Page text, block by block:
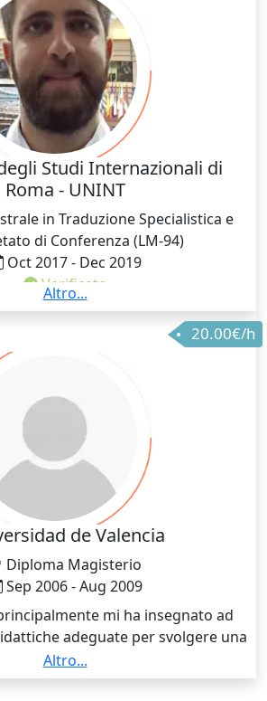
Studi Internazionali di
Roma - UNINT
in Traduzione Specialistica e
di Conferenza (LM-94)
Oct 2017 - Dec 2019
Verificato
che mi ha portato al
mia laurea magistrale ho avuto
le mie tecniche di traduzione
spagnolo e dal portoghese verso
che per tradurre da una lingua
più corretto possibile bisogna fare
tra i vari tipi di testo e che è
non solo conoscere le lingue di
ma anche le culture dei popoli in
si parlano, poiché tutte le lingue e i
dalle culture dei popoli in cui si
con culture diverse.
Altro...
20.00€/h
de Valencia
Diploma Magisterio
Sep 2006 - Aug 2009
mi ha insegnato ad
adeguate per svolgere una
tipo. Ho la specializzazione in
materie si sono centrate nel come
Altro...